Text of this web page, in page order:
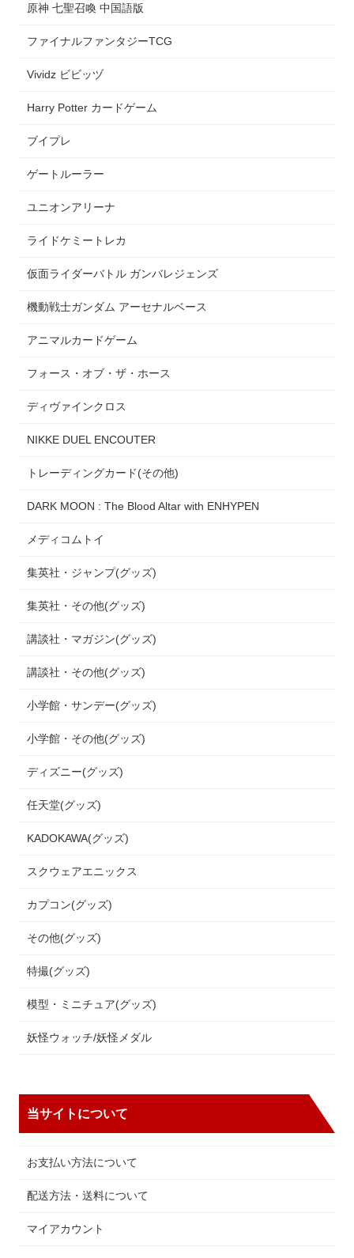
原神 七聖召喚 中国語版
ファイナルファンタジーTCG
Vividz ビビッヅ
Harry Potter カードゲーム
ブイプレ
ゲートルーラー
ユニオンアリーナ
ライドケミートレカ
仮面ライダーバトル ガンバレジェンズ
機動戦士ガンダム アーセナルベース
アニマルカードゲーム
フォース・オブ・ザ・ホース
ディヴァインクロス
NIKKE DUEL ENCOUTER
トレーディングカード(その他)
DARK MOON : The Blood Altar with ENHYPEN
メディコムトイ
集英社・ジャンプ(グッズ)
集英社・その他(グッズ)
講談社・マガジン(グッズ)
講談社・その他(グッズ)
小学館・サンデー(グッズ)
小学館・その他(グッズ)
ディズニー(グッズ)
任天堂(グッズ)
KADOKAWA(グッズ)
スクウェアエニックス
カプコン(グッズ)
その他(グッズ)
特撮(グッズ)
模型・ミニチュア(グッズ)
妖怪ウォッチ/妖怪メダル
当サイトについて
お支払い方法について
配送方法・送料について
マイアカウント